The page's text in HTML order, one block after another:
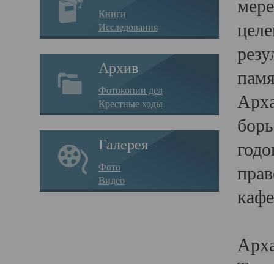
Книги
Исследования
Архив
Фотокопии дел
Крестные ходы
Галерея
Фото
Видео